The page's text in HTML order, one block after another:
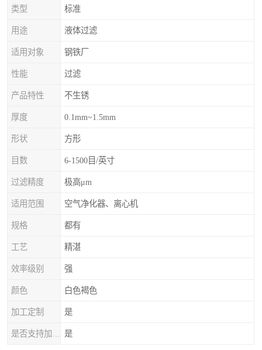
类型 标准
用途 液体过滤
适用对象 钢铁厂
性能 过滤
产品特性 不生锈
厚度 0.1mm~1.5mm
形状 方形
目数 6-1500目/英寸
过滤精度 极高μm
适用范围 空气净化器、离心机
规格 都有
工艺 精湛
效率级别 强
颜色 白色褐色
加工定制 是
是